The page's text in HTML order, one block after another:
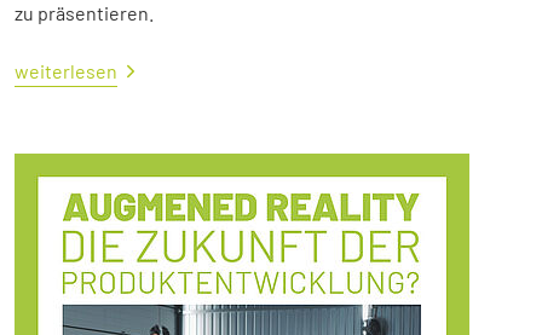
zu präsentieren.
weiterlesen